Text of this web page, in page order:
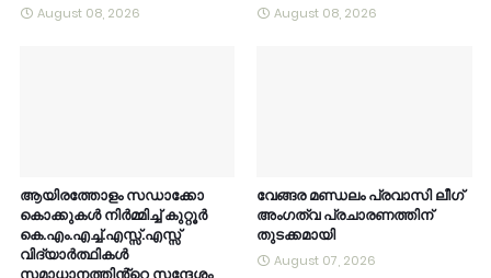
August 08, 2026 August 08, 2026
ആയിരത്തോളം സഡാക്കോ
കൊക്കുകൾ നിർമ്മിച്ച് കുറ്റൂർ
കെ.എം.എച്ച്.എസ്സ്.എസ്സ്
വിദ്യാർത്ഥികൾ
സമാധാനത്തിൻ്റെ സന്ദേശം
വേങ്ങര മണ്ഡലം പ്രവാസി ലീഗ്
അംഗത്വ പ്രചാരണത്തിന്
തുടക്കമായി
August 07, 2026